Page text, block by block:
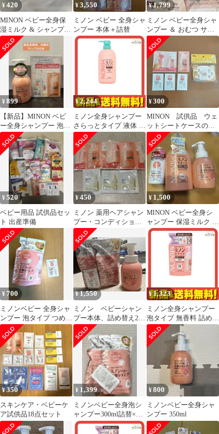
¥420
MINON ベビー全身保
湿ミルク & シャンプー
トリートメント試供品
セット
¥3,550
ミノン ベビー 全身シャ
ンプー 本体＋詰替
¥1,799
ミノン ベビー全身シャ
ンプー ＆ おむつ サン
プルセット
¥899
【新品】MINON ベビ
ー全身シャンプー 泡タ
イプ 350mL
¥2,244
ミノン全身シャンプー
さらっとタイプ 液体 ポ
ンプ本体 450mL
¥300
MINON 試供品 ウェ
ットシートケースのフ
タ まとめ売り
¥520
ベビー用品 試供品セッ
ト 出産準備
¥450
ミノン 薬用ヘアシャン
プー・コンディショナ
ー 、全身シャンプー
敏感肌 試供品
¥ 1,500
MINON ベビー全身シ
ャンプー 保湿ミルク セ
ット
¥ 700
ミノンベビー 全身シャ
ンプー 泡タイプ つめか
え用 ＆ 保湿ミルク サ
ンプル
¥1,550
ミノン ベビーシャン
プー本体、詰め替え2セ
ット
¥1,323
ミノン全身シャンプー
泡タイプ 無香料 詰め替
え用 400mL
¥350
スキンケア・ベビーケ
ア試供品18点セット
¥ 1,399
ミノンベビー全身泡シ
ャンプー300ml詰替×2
保湿ミルク付
¥800
ミノンベビー全身シャ
ンプー 350ml